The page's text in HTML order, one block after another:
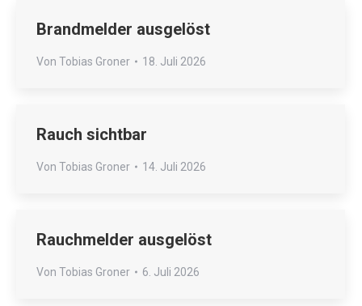
Brandmelder ausgelöst
Von Tobias Groner 18. Juli 2026
Rauch sichtbar
Von Tobias Groner 14. Juli 2026
Rauchmelder ausgelöst
Von Tobias Groner 6. Juli 2026